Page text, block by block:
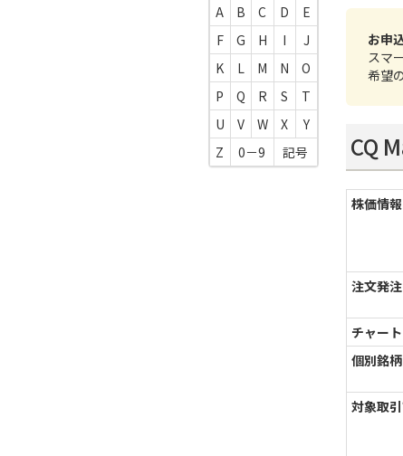
お申
スマ
希望
CQ
株価情報
注文発注
チャート
個別銘
対象取
A B C D
E
F
G H I
J
K
L M N
O
P
Q R S
T
U
V W X
Y
Z
0－9 記号